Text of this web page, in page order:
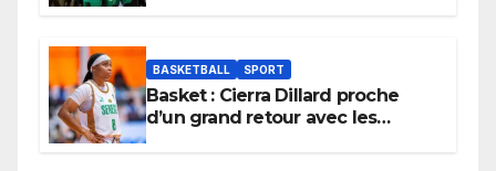
BASKETBALL SPORT
Basket : Cierra Dillard proche
d’un grand retour avec les